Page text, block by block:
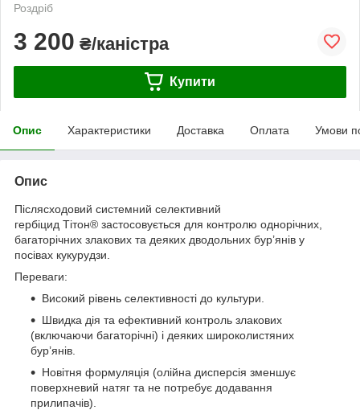
Роздріб
3 200 ₴/каністра
Купити
Опис Характеристики Доставка Оплата Умови
Опис
Післясходовий системний селективний
гербіцид Тітон® застосовується для контролю однорічних,
багаторічних злакових та деяких дводольних бур’янів у
посівах кукурудзи.
Переваги:
Високий рівень селективності до культури.
Швидка дія та ефективний контроль злакових
(включаючи багаторічні) і деяких широколистяних
бур’янів.
Новітня формуляція (олійна дисперсія зменшує
поверхневий натяг та не потребує додавання
прилипачів).